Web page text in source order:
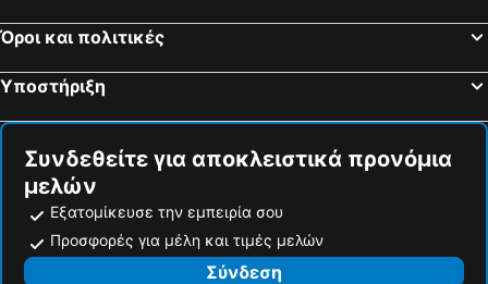
Όροι και πολιτικές
Υποστήριξη
Συνδεθείτε για αποκλειστικά προνόμια
μελών
Εξατομίκευσε την εμπειρία σου
Προσφορές για μέλη και τιμές μελών
Σύνδεση